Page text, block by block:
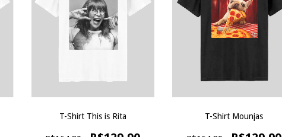
T-Shirt This is Rita T-Shirt Mounjas